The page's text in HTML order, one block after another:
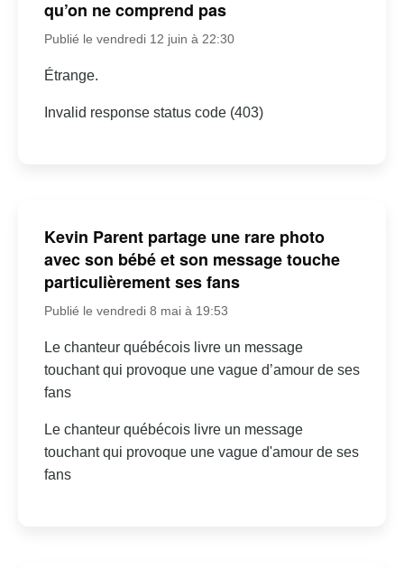
qu’on ne comprend pas
Publié le vendredi 12 juin à 22:30
Étrange.
Invalid response status code (403)
Kevin Parent partage une rare photo
avec son bébé et son message touche
particulièrement ses fans
Publié le vendredi 8 mai à 19:53
Le chanteur québécois livre un message
touchant qui provoque une vague d’amour de ses
fans
Le chanteur québécois livre un message
touchant qui provoque une vague d'amour de ses
fans